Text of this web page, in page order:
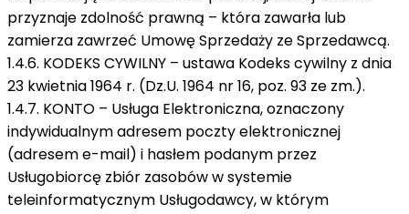
przyznaje zdolność prawną – która zawarła lub
zamierza zawrzeć Umowę Sprzedaży ze Sprzedawcą.
1.4.6. KODEKS CYWILNY – ustawa Kodeks cywilny z dnia
23 kwietnia 1964 r. (Dz.U. 1964 nr 16, poz. 93 ze zm.).
1.4.7. KONTO – Usługa Elektroniczna, oznaczony
indywidualnym adresem poczty elektronicznej
(adresem e-mail) i hasłem podanym przez
Usługobiorcę zbiór zasobów w systemie
teleinformatycznym Usługodawcy, w którym